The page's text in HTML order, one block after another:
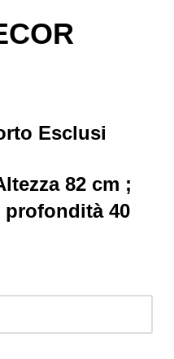
Esclusi
82 cm ;
profondità 40